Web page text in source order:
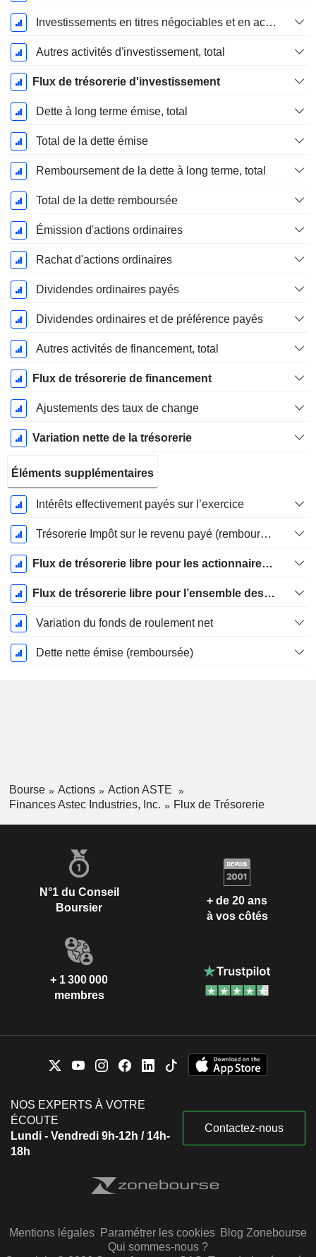
Investissements en titres négociables et en actions, total
Autres activités d'investissement, total
Flux de trésorerie d'investissement
Dette à long terme émise, total
Total de la dette émise
Remboursement de la dette à long terme, total
Total de la dette remboursée
Émission d'actions ordinaires
Rachat d'actions ordinaires
Dividendes ordinaires payés
Dividendes ordinaires et de préférence payés
Autres activités de financement, total
Flux de trésorerie de financement
Ajustements des taux de change
Variation nette de la trésorerie
Éléments supplémentaires
Intérêts effectivement payés sur l’exercice
Trésorerie Impôt sur le revenu payé (remboursement)Impôt effectivement payé (remboursé) sur l’exercice
Flux de trésorerie libre pour les actionnaires FCFE
Flux de trésorerie libre pour l’ensemble des pourvoyeurs de fonds (créanciers et actionnaires) FCFF
Variation du fonds de roulement net
Dette nette émise (remboursée)
Bourse Actions
Action ASTE
Finances Astec Industries, Inc.
Flux de Trésorerie
N°1 du Conseil
Boursier
+ de 20 ans
à vos côtés
+ 1 300 000
membres
NOS EXPERTS À VOTRE
ÉCOUTE
Lundi - Vendredi 9h-12h / 14h-
18h
Contactez-nous
Mentions légales Paramétrer les cookies Blog Zonebourse
Qui sommes-nous ?